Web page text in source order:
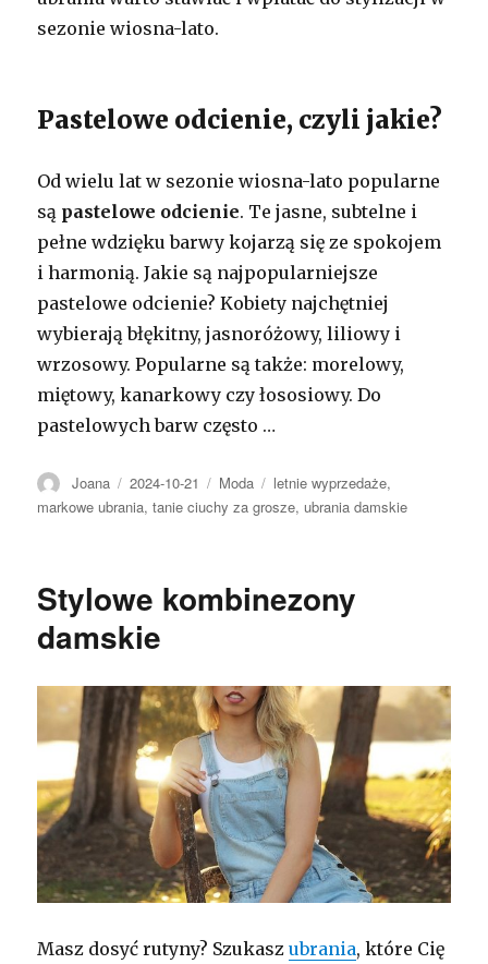
sezonie wiosna-lato.
Pastelowe odcienie, czyli jakie?
Od wielu lat w sezonie wiosna-lato popularne
są pastelowe odcienie. Te jasne, subtelne i
pełne wdzięku barwy kojarzą się ze spokojem
i harmonią. Jakie są najpopularniejsze
pastelowe odcienie? Kobiety najchętniej
wybierają błękitny, jasnoróżowy, liliowy i
wrzosowy. Popularne są także: morelowy,
miętowy, kanarkowy czy łososiowy. Do
pastelowych barw często …
Autor
Joana Opublikowano
2024-10-21 Kategorie
Moda Tagi
letnie wyprzedaże,
markowe ubrania,tanie ciuchy za grosze, ubrania damskie
Stylowe kombinezony
damskie
Masz dosyć rutyny? Szukaszubrania, które Cię